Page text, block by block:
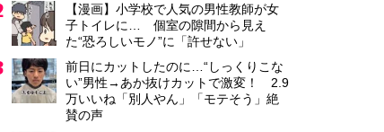
【漫画】小学校で人気の男性教師が女
子トイレに… 個室の隙間から見え
た“恐ろしいモノ”に「許せない」
前日にカットしたのに…“しっくりこな
い”男性→あか抜けカットで激変！ 2.9
万いいね「別人やん」「モテそう」絶
賛の声